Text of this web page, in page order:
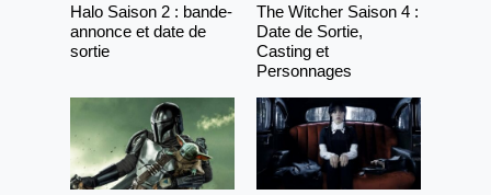
Halo Saison 2 : bande-
annonce et date de
sortie
The Witcher Saison 4 :
Date de Sortie,
Casting et
Personnages